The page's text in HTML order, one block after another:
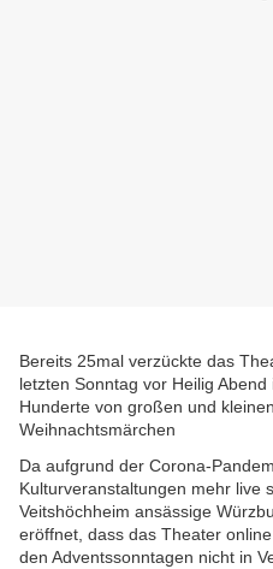
Bereits 25mal verzückte das
letzten Sonntag vor Heilig
Hunderte von großen und
Weihnachtsmärchen
Da aufgrund der Corona-
Kulturveranstaltungen mehr live
Veitshöchheim ansässige
eröffnet, dass das Theater
den Adventssonntagen nicht in